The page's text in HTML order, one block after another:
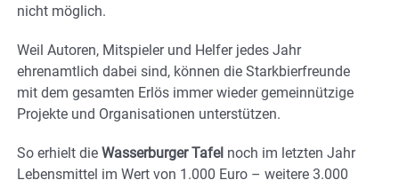
nicht möglich.
Weil Autoren, Mitspieler und Helfer jedes Jahr
ehrenamtlich dabei sind, können die Starkbierfreunde
mit dem gesamten Erlös immer wieder gemeinnützige
Projekte und Organisationen unterstützen.
So erhielt die Wasserburger Tafel noch im letzten Jahr
Lebensmittel im Wert von 1.000 Euro – weitere 3.000